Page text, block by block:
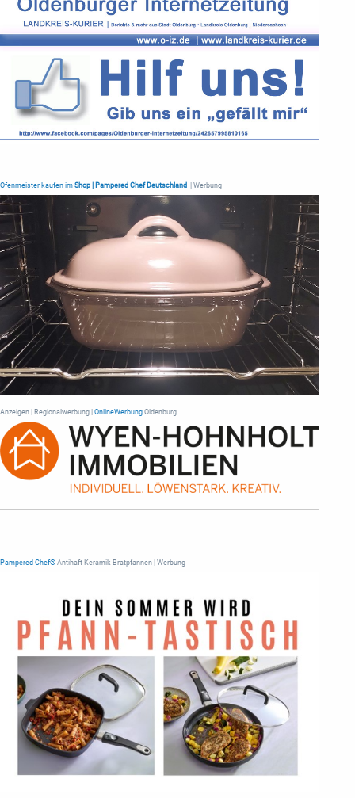
Ofenmeister kaufen im Shop | Pampered Chef Deutschland | Werbung
Anzeigen | Regionalwerbung | OnlineWerbung Oldenburg
Pampered Chef® Antihaft Keramik-Bratpfannen | Werbung